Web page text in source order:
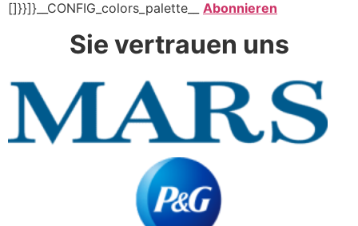
[]}}]}__CONFIG_colors_palette__ Abonnieren
Sie vertrauen uns